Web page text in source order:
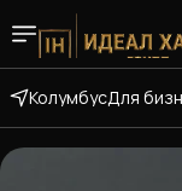
КолумбусДля